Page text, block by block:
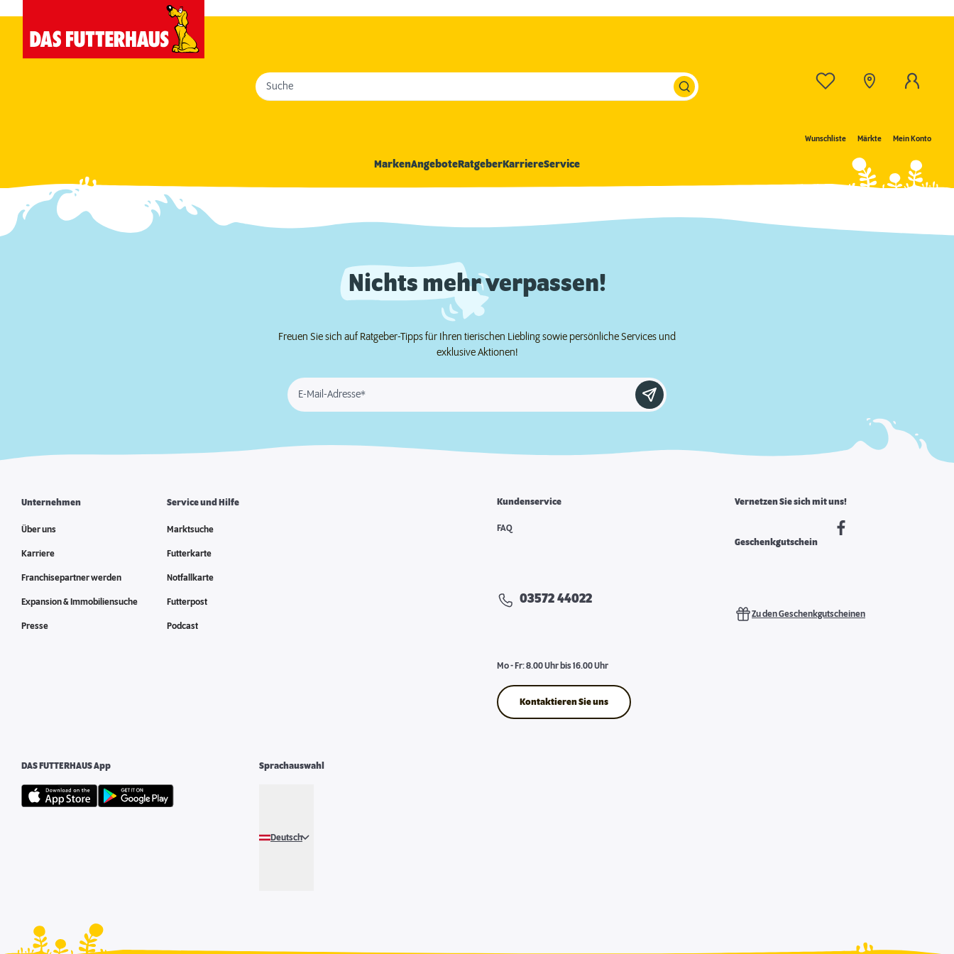
Wunschliste Märkte Mein Konto
Suche
MarkenAngeboteRatgeberKarriereService
Nichts mehr verpassen!
Freuen Sie sich auf Ratgeber-Tipps für Ihren tierischen Liebling sowie persönliche Services und
exklusive Aktionen!
E-Mail-Adresse*
Unternehmen
Über uns
Karriere
Franchisepartner werden
Expansion & Immobiliensuche
Presse
Service und Hilfe
Marktsuche
Futterkarte
Notfallkarte
Futterpost
Podcast
Kundenservice
FAQ
03572 44022
Mo - Fr: 8.00 Uhr bis 16.00 Uhr
Kontaktieren Sie uns
Vernetzen Sie sich mit uns!
Geschenkgutschein
Zu den Geschenkgutscheinen
DAS FUTTERHAUS App Sprachauswahl
Deutsch